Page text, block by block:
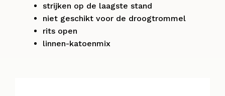
strijken op de laagste stand
niet geschikt voor de droogtrommel
rits open
linnen-katoenmix